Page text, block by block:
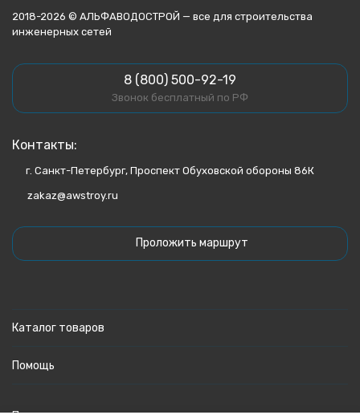
2018-2026 © АЛЬФАВОДОСТРОЙ — все для строительства
инженерных сетей
8 (800) 500-92-19
Звонок бесплатный по РФ
Контакты:
г. Санкт-Петербург, Проспект Обуховской обороны 86К
zakaz@awstroy.ru
Проложить маршрут
Каталог товаров
Помощь
Политика персональных данных